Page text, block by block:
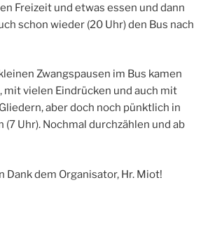
Freizeit und etwas essen und dann
schon wieder (20 Uhr) den Bus nach
Zwangspausen im Bus kamen
mit vielen Eindrücken und auch mit
aber doch noch pünktlich in
(7 Uhr). Nochmal durchzählen und ab
Dank dem Organisator, Hr. Miot!